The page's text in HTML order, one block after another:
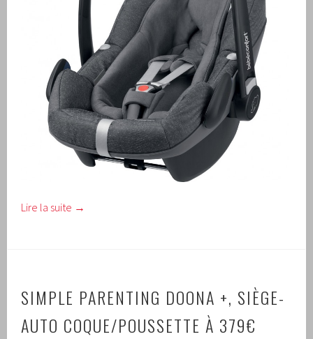
Lire la suite →
SIMPLE PARENTING DOONA +, SIÈGE-
AUTO COQUE/POUSSETTE À 379€